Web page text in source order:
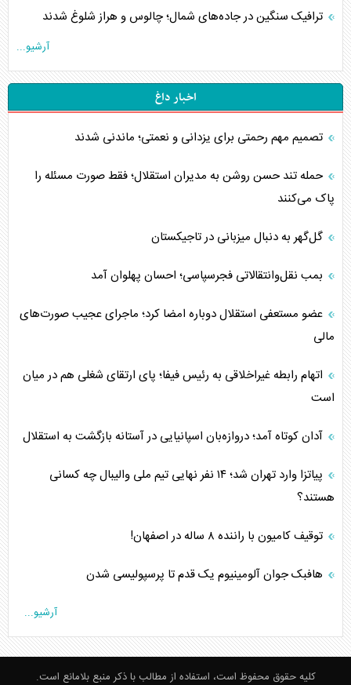
ترافیک سنگین در جاده‌های شمال؛ چالوس و هراز شلوغ شدند
آرشیو...
اخبار داغ
تصمیم مهم رحمتی برای یزدانی و نعمتی؛ ماندنی شدند
حمله تند حسن روشن به مدیران استقلال؛ فقط صورت مسئله را
پاک می‌کنند
گل‌گهر به دنبال میزبانی در تاجیکستان
بمب نقل‌وانتقالاتی فجرسپاسی؛ احسان پهلوان آمد
عضو مستعفی استقلال دوباره امضا کرد؛ ماجرای عجیب صورت‌های
مالی
اتهام رابطه غیراخلاقی به رئیس فیفا؛ پای ارتقای شغلی هم در میان
است
آدان کوتاه آمد؛ دروازه‌بان اسپانیایی در آستانه بازگشت به استقلال
پیاتزا وارد تهران شد؛ ۱۴ نفر نهایی تیم ملی والیبال چه کسانی
هستند؟
توقیف کامیون با راننده ۸ ساله در اصفهان!
هافبک جوان آلومینیوم یک قدم تا پرسپولیسی شدن
آرشیو...
کلیه حقوق محفوظ است، استفاده از مطالب با ذکر منبع بلامانع است.